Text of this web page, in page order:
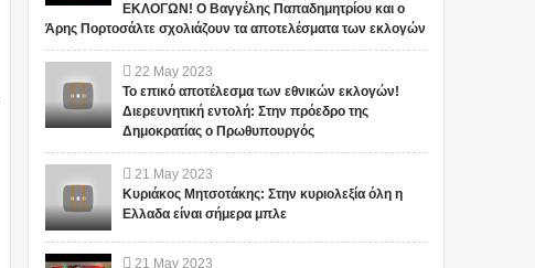
ΕΚΛΟΓΩΝ! Ο Βαγγέλης Παπαδημητρίου και ο
Άρης Πορτοσάλτε σχολιάζουν τα αποτελέσματα των εκλογών
22 May 2023
Το επικό αποτέλεσμα των εθνικών εκλογών!
Διερευνητική εντολή: Στην πρόεδρο της
Δημοκρατίας ο Πρωθυπουργός
21 May 2023
Κυριάκος Μητσοτάκης: Στην κυριολεξία όλη η
Ελλαδα είναι σήμερα μπλε
21 May 2023